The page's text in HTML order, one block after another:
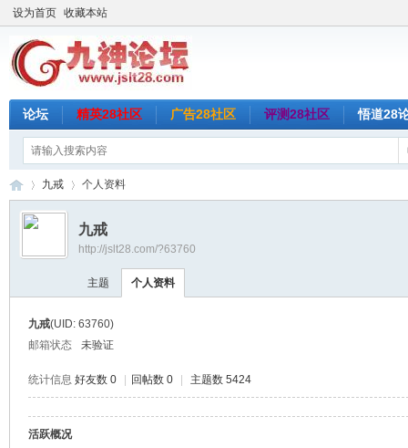
设为首页 收藏本站
论坛 精英28社区 广告28社区 评测28社区 悟道28
›
九戒
›
个人资料
九戒
http://jslt28.com/?63760
主题 个人资料
九戒(UID: 63760)
邮箱状态
未验证
统计信息 好友数 0 回帖数 0 主题数 5424
活跃概况